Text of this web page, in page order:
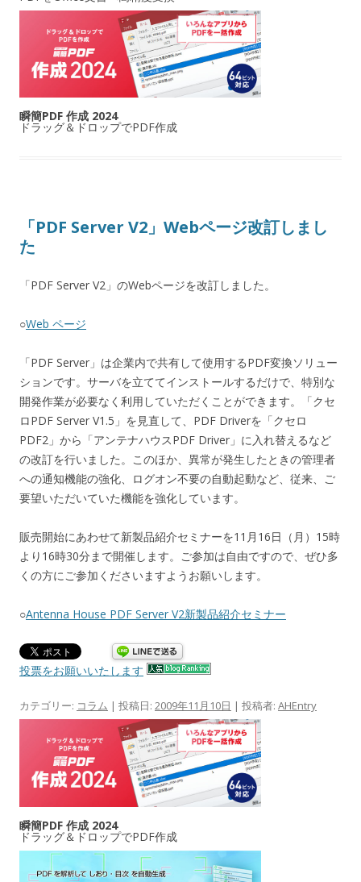
瞬簡PDF 作成 2024
ドラッグ＆ドロップでPDF作成
「PDF Server V2」Webページ改訂しまし
た
「PDF Server V2」のWebページを改訂しました。
○Web ページ
「PDF Server」は企業内で共有して使用するPDF変換ソリュー
ションです。サーバを立ててインストールするだけで、特別な
開発作業が必要なく利用していただくことができます。「クセ
ロPDF Server V1.5」を見直して、PDF Driverを「クセロ
PDF2」から「アンテナハウスPDF Driver」に入れ替えるなど
の改訂を行いました。このほか、異常が発生したときの管理者
への通知機能の強化、ログオン不要の自動起動など、従来、ご
要望いただいていた機能を強化しています。
販売開始にあわせて新製品紹介セミナーを11月16日（月）15時
より16時30分まで開催します。ご参加は自由ですので、ぜひ多
くの方にご参加くださいますようお願いします。
○Antenna House PDF Server V2新製品紹介セミナー
投票をお願いいたします
カテゴリー: コラム | 投稿日: 2009年11月10日 | 投稿者: AHEntry
瞬簡PDF 作成 2024
ドラッグ＆ドロップでPDF作成